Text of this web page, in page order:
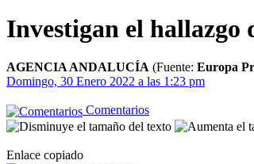
Investigan el hallazgo
AGENCIA ANDALUCÍA (Fuente: Europa
Domingo, 30 Enero 2022 a las 1:23 pm
Comentarios
Enlace copiado